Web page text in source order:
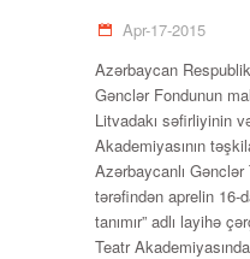
Apr-17-2015
Azərbaycan
Gənclər Fondunun
Litvadakı səfirliyinin
Akademiyasının
Azərbaycanlı Gənclər
tərəfindən aprelin 16-
tanımır” adlı layihə
Teatr